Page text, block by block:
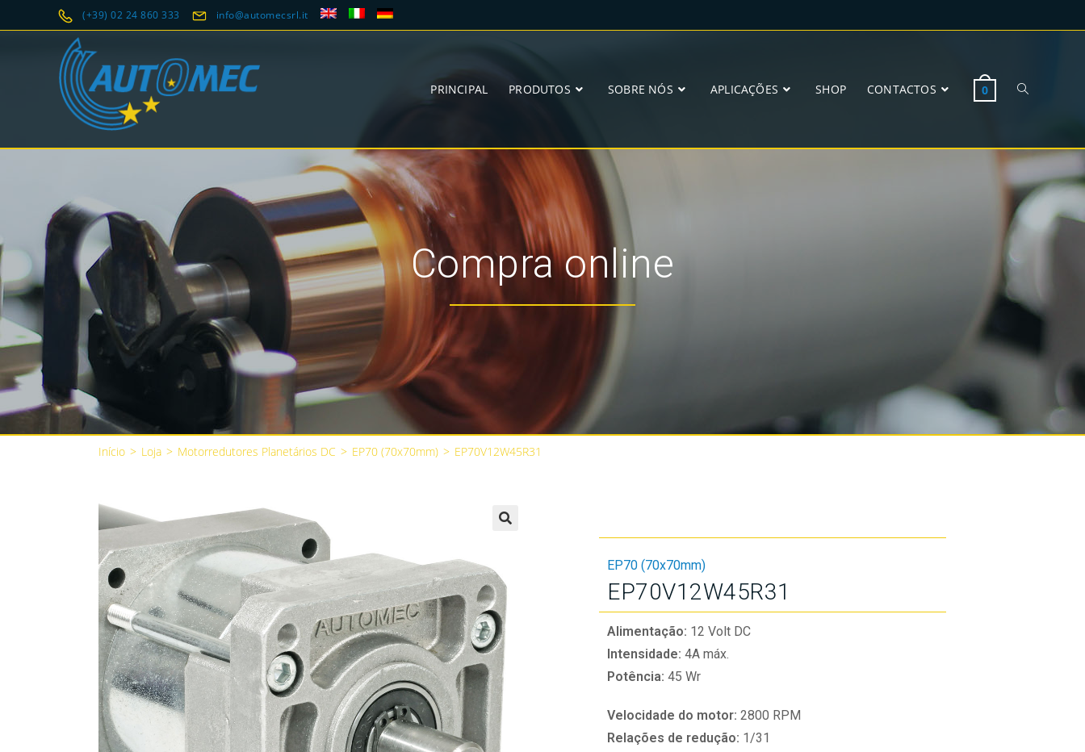
(+39) 02 24 860 333 info@automecsrl.it
PRINCIPAL PRODUTOS SOBRE NÓS APLICAÇÕES SHOP CONTACTOS 0
Compra online
Início > Loja > Motorredutores Planetários DC > EP70 (70x70mm) > EP70V12W45R31
EP70 (70x70mm)
EP70V12W45R31
Alimentação: 12 Volt DC
Intensidade: 4A máx.
Potência: 45 Wr
Velocidade do motor: 2800 RPM
Relações de redução: 1/31